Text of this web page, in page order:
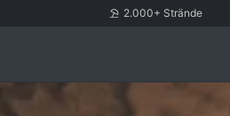
2.000+ Strände